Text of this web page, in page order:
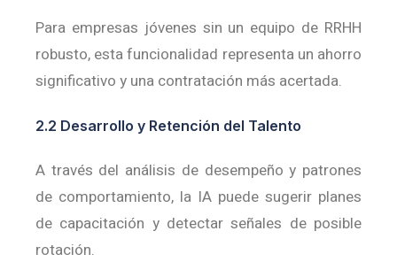
Para empresas jóvenes sin un equipo de RRHH
robusto, esta funcionalidad representa un ahorro
significativo y una contratación más acertada.
2.2 Desarrollo y Retención del Talento
A través del análisis de desempeño y patrones
de comportamiento, la IA puede sugerir planes
de capacitación y detectar señales de posible
rotación.